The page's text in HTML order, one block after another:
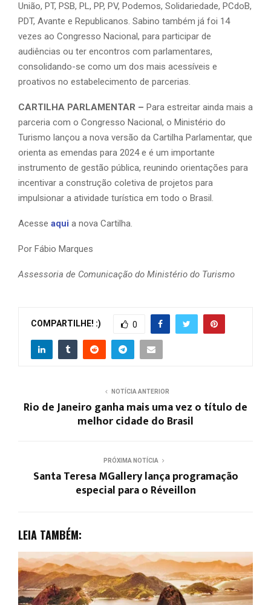
União, PT, PSB, PL, PP, PV, Podemos, Solidariedade, PCdoB,
PDT, Avante e Republicanos. Sabino também já foi 14
vezes ao Congresso Nacional, para participar de
audiências ou ter encontros com parlamentares,
consolidando-se como um dos mais acessíveis e
proativos no estabelecimento de parcerias.
CARTILHA PARLAMENTAR – Para estreitar ainda mais a
parceria com o Congresso Nacional, o Ministério do
Turismo lançou a nova versão da Cartilha Parlamentar, que
orienta as emendas para 2024 e é um importante
instrumento de gestão pública, reunindo orientações para
incentivar a construção coletiva de projetos para
impulsionar a atividade turística em todo o Brasil.
Acesse aqui a nova Cartilha.
Por Fábio Marques
Assessoria de Comunicação do Ministério do Turismo
COMPARTILHE! :) 0
NOTÍCIA ANTERIOR
Rio de Janeiro ganha mais uma vez o título de
melhor cidade do Brasil
PRÓXIMA NOTÍCIA
Santa Teresa MGallery lança programação
especial para o Réveillon
LEIA TAMBÉM: